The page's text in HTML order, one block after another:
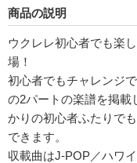
商品の説明
ウクレレ初心者でも楽
場！
初心者でもチャレンジ
の2パートの楽譜を掲載
かりの初心者ふたりで
できます。
収載曲はJ-POP／ハワ